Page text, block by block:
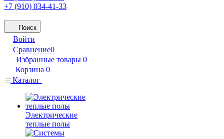
+7 (910) 034-41-33
Поиск
Войти
Сравнение0
Избранные товары 0
Корзина 0
Каталог
Электрические
теплые полы